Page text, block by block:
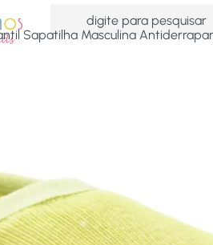
Sapatilha Masculina